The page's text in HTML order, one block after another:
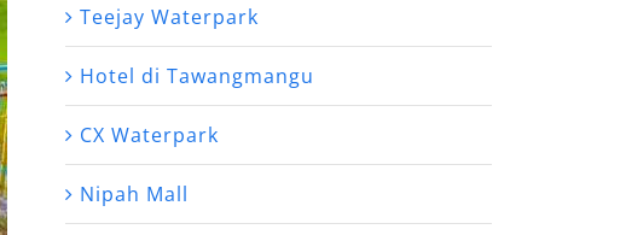
Teejay Waterpark
Hotel di Tawangmangu
CX Waterpark
Nipah Mall